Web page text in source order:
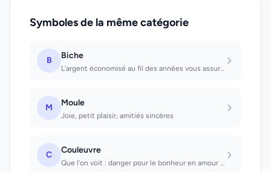
Symboles de la même catégorie
B Biche
L'argent économisé au fil des années vous assurera une retraite paisible
M Moule
Joie, petit plaisir, amitiés sincères
C Couleuvre
Que l'on voit : danger pour le bonheur en amour ou dans le mariage. Par laquelle...